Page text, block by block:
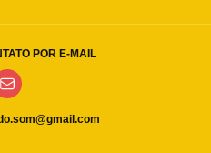
POR E-MAIL